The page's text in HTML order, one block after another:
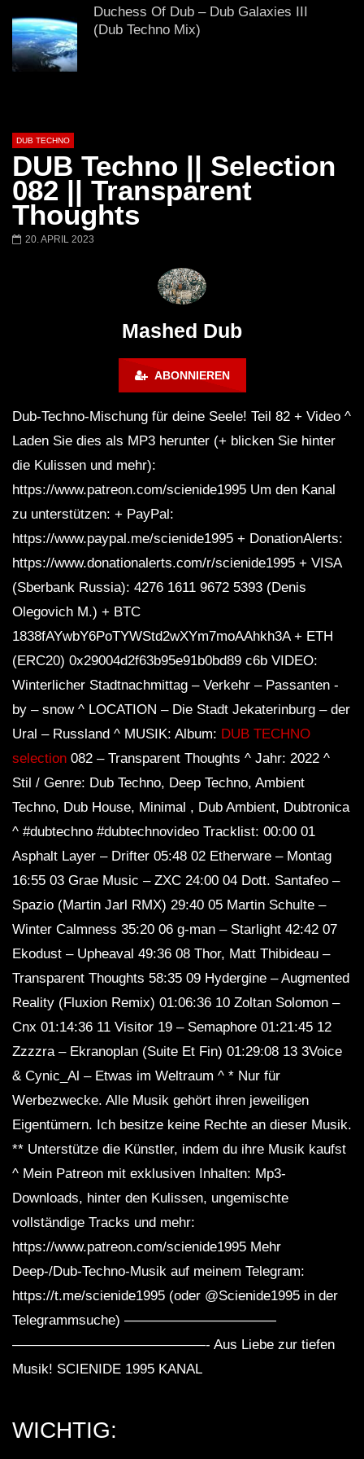
# 37 By Klaüs.
Thru It
Duchess Of Dub – Dub Galaxies III
(Dub Techno Mix)
Dub Techno Music Set In The Mix #14
By Klaüs.
dub techno mix – Muzaikfm 038
Dub Techno Sessions Episode 055
DUB TECHNO || Selection 084 ||
Minimal Boundaries
Klaus
NARCOTIC 303 – Dub techno mix –
Muzaikfm 040
SEMA1 – Dub Waves Mix 2023
DUB TECHNO || Selection 010 ||
Dub Techno Music Set In The Mix # 33
By Klaüs.
Groove Dub Techno Mix #9 | A Quiet
Spot in A Loud Room
Andy Green – Dub Techno TV Podcast
Dub Techno Sessions Episode 084
Retrofitted Future
Dub Techno Music Set In The Mix # 34
By Klaüs.
DUB TECHNO
DUB Techno || Selection
082 || Transparent
Thoughts
20. APRIL 2023
Mashed Dub
ABONNIEREN
Dub-Techno-Mischung für deine Seele! Teil 82 + Video ^
Laden Sie dies als MP3 herunter (+ blicken Sie hinter
die Kulissen und mehr):
https://www.patreon.com/scienide1995 Um den Kanal
zu unterstützen: + PayPal:
https://www.paypal.me/scienide1995 + DonationAlerts:
https://www.donationalerts.com/r/scienide1995 + VISA
(Sberbank Russia): 4276 1611 9672 5393 (Denis
Olegovich M.) + BTC
1838fAYwbY6PoTYWStd2wXYm7moAAhkh3A + ETH
(ERC20) 0x29004d2f63b95e91b0bd89 c6b VIDEO:
Winterlicher Stadtnachmittag – Verkehr – Passanten -
by – snow ^ LOCATION – Die Stadt Jekaterinburg – der
Ural – Russland ^ MUSIK: Album: DUB TECHNO
selection 082 – Transparent Thoughts ^ Jahr: 2022 ^
Stil / Genre: Dub Techno, Deep Techno, Ambient
Techno, Dub House, Minimal , Dub Ambient, Dubtronica
^ #dubtechno #dubtechnovideo Tracklist: 00:00 01
Asphalt Layer – Drifter 05:48 02 Etherware – Montag
16:55 03 Grae Music – ZXC 24:00 04 Dott. Santafeo –
Spazio (Martin Jarl RMX) 29:40 05 Martin Schulte –
Winter Calmness 35:20 06 g-man – Starlight 42:42 07
Ekodust – Upheaval 49:36 08 Thor, Matt Thibideau –
Transparent Thoughts 58:35 09 Hydergine – Augmented
Reality (Fluxion Remix) 01:06:36 10 Zoltan Solomon –
Cnx 01:14:36 ​​11 Visitor 19 – Semaphore 01:21:45 12
Zzzzra – Ekranoplan (Suite Et Fin) 01:29:08 13 3Voice
& Cynic_Al – Etwas im Weltraum ^ * Nur für
Werbezwecke. Alle Musik gehört ihren jeweiligen
Eigentümern. Ich besitze keine Rechte an dieser Musik.
** Unterstütze die Künstler, indem du ihre Musik kaufst
^ Mein Patreon mit exklusiven Inhalten: Mp3-
Downloads, hinter den Kulissen, ungemischte
vollständige Tracks und mehr:
https://www.patreon.com/scienide1995 Mehr
Deep-/Dub-Techno-Musik auf meinem Telegram:
https://t.me/scienide1995 (oder @Scienide1995 in der
Telegrammsuche) ———————————
——————————————- Aus Liebe zur tiefen
Musik! SCIENIDE 1995 KANAL
WICHTIG: